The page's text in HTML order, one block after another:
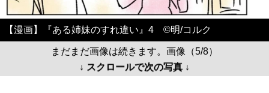
【漫画】『ある姉妹のすれ違い』4 ©️明/コルク
まだまだ画像は続きます。画像（5/8）
↓ スクロールで次の写真 ↓